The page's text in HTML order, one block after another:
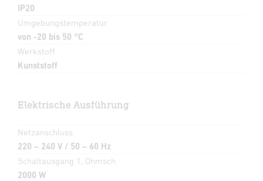
IP20
Umgebungstemperatur
von -20 bis 50 °C
Werkstoff
Kunststoff
Elektrische Ausführung
Netzanschluss
220 – 240 V / 50 – 60 Hz
Schaltausgang 1, Ohmsch
2000 W